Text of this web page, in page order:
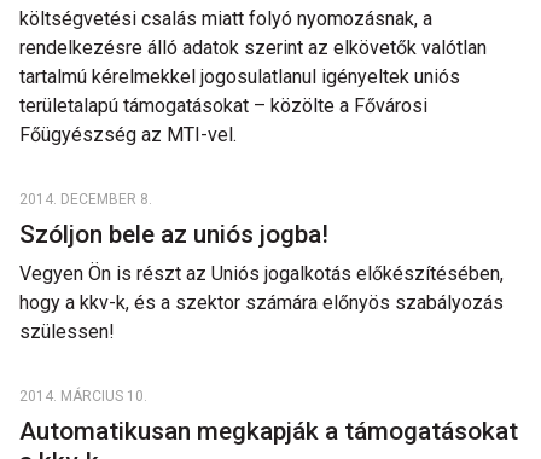
költségvetési csalás miatt folyó nyomozásnak, a
rendelkezésre álló adatok szerint az elkövetők valótlan
tartalmú kérelmekkel jogosulatlanul igényeltek uniós
területalapú támogatásokat – közölte a Fővárosi
Főügyészség az MTI-vel.
2014. DECEMBER 8.
Szóljon bele az uniós jogba!
Vegyen Ön is részt az Uniós jogalkotás előkészítésében,
hogy a kkv-k, és a szektor számára előnyös szabályozás
szülessen!
2014. MÁRCIUS 10.
Automatikusan megkapják a támogatásokat